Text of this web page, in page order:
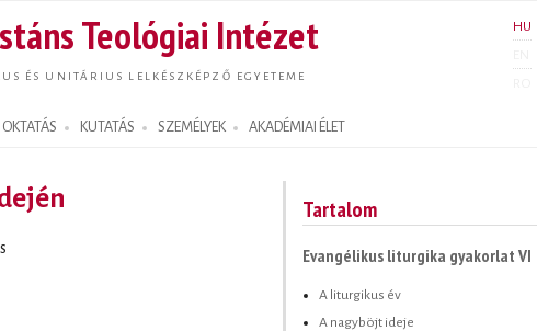
tartalomra
Teológiai Intézet
ÉS UNITÁRIUS LELKÉSZKÉPZŐ EGYETEME
HU
OKTATÁS KUTATÁS SZEMÉLYEK AKADÉMIAI ÉLET
Tartalom
Evangélikus liturgika gyakorlat VI
A liturgikus év
A nagyböjt ideje